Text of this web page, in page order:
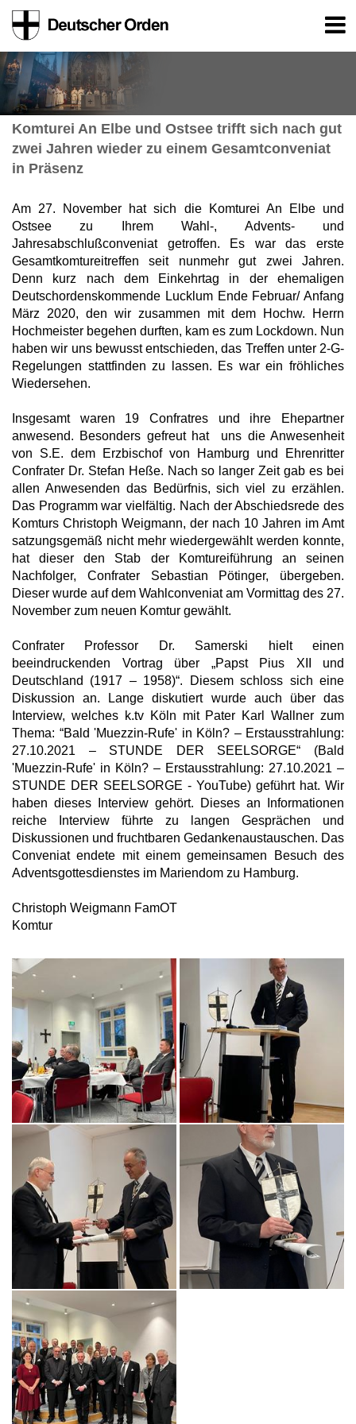
Komturei An Elbe und Ostsee trifft sich nach gut
zwei Jahren wieder zu einem Gesamtconveniat
in Präsenz
Am 27. November hat sich die Komturei An Elbe und
Ostsee zu Ihrem Wahl-, Advents- und
Jahresabschlußconveniat getroffen. Es war das erste
Gesamtkomtureitreffen seit nunmehr gut zwei Jahren.
Denn kurz nach dem Einkehrtag in der ehemaligen
Deutschordenskommende Lucklum Ende Februar/ Anfang
März 2020, den wir zusammen mit dem Hochw. Herrn
Hochmeister begehen durften, kam es zum Lockdown. Nun
haben wir uns bewusst entschieden, das Treffen unter 2-G-
Regelungen stattfinden zu lassen. Es war ein fröhliches
Wiedersehen.
Insgesamt waren 19 Confratres und ihre Ehepartner
anwesend. Besonders gefreut hat uns die Anwesenheit
von S.E. dem Erzbischof von Hamburg und Ehrenritter
Confrater Dr. Stefan Heße. Nach so langer Zeit gab es bei
allen Anwesenden das Bedürfnis, sich viel zu erzählen.
Das Programm war vielfältig. Nach der Abschiedsrede des
Komturs Christoph Weigmann, der nach 10 Jahren im Amt
satzungsgemäß nicht mehr wiedergewählt werden konnte,
hat dieser den Stab der Komtureiführung an seinen
Nachfolger, Confrater Sebastian Pötinger, übergeben.
Dieser wurde auf dem Wahlconveniat am Vormittag des 27.
November zum neuen Komtur gewählt.
Confrater Professor Dr. Samerski hielt einen
beeindruckenden Vortrag über „Papst Pius XII und
Deutschland (1917 – 1958)“. Diesem schloss sich eine
Diskussion an. Lange diskutiert wurde auch über das
Interview, welches k.tv Köln mit Pater Karl Wallner zum
Thema: “Bald 'Muezzin-Rufe' in Köln? – Erstausstrahlung:
27.10.2021 – STUNDE DER SEELSORGE“ (Bald
'Muezzin-Rufe' in Köln? – Erstausstrahlung: 27.10.2021 –
STUNDE DER SEELSORGE - YouTube) geführt hat. Wir
haben dieses Interview gehört. Dieses an Informationen
reiche Interview führte zu langen Gesprächen und
Diskussionen und fruchtbaren Gedankenaustauschen. Das
Conveniat endete mit einem gemeinsamen Besuch des
Adventsgottesdienstes im Mariendom zu Hamburg.
Christoph Weigmann FamOT
Komtur